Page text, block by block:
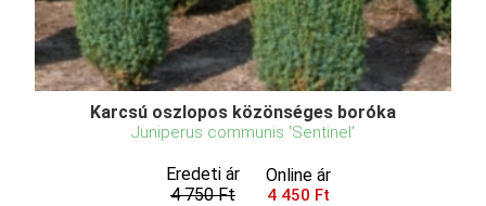
Karcsú oszlopos közönséges boróka
Juniperus communis 'Sentinel'
Eredeti ár
4 750 Ft
Online ár
4 450 Ft